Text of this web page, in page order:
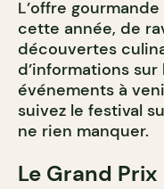
L’offre
cette année, de
découvertes
d’informations
événements à
suivez le festival
ne rien manquer.
Le Grand Prix